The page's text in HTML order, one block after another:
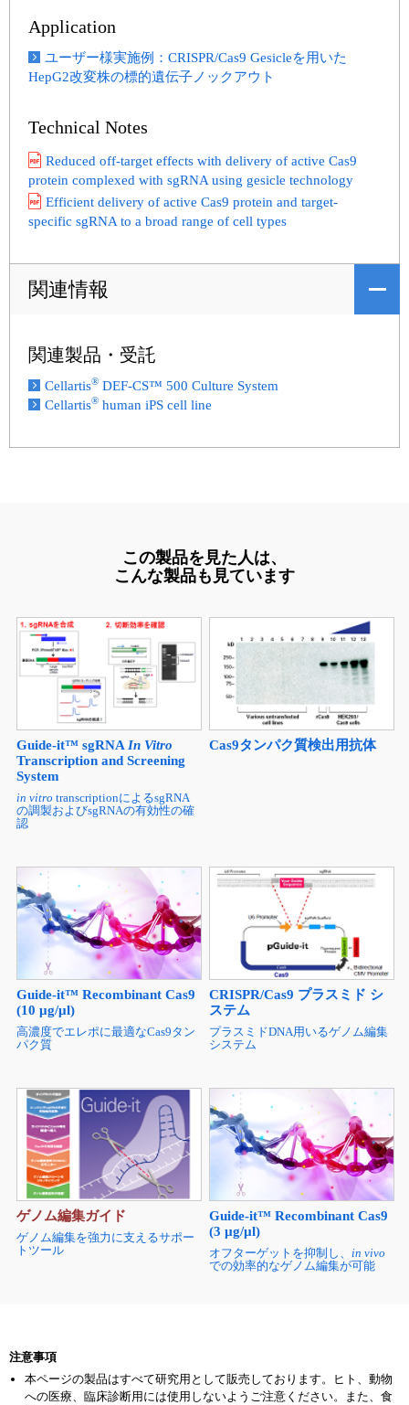
Application
ユーザー様実施例：CRISPR/Cas9 Gesicleを用いた
HepG2改変株の標的遺伝子ノックアウト
Technical Notes
Reduced off-target effects with delivery of active Cas9
protein complexed with sgRNA using gesicle technology
Efficient delivery of active Cas9 protein and target-
specific sgRNA to a broad range of cell types
関連情報
関連製品・受託
Cellartis® DEF-CS™ 500 Culture System
Cellartis® human iPS cell line
この製品を見た人は、
こんな製品も見ています
Guide-it™ sgRNA In Vitro
Transcription and Screening
System
in vitro transcriptionによるsgRNA
の調製およびsgRNAの有効性の確
認
Cas9タンパク質検出用抗体
Guide-it™ Recombinant Cas9
(10 μg/μl)
高濃度でエレポに最適なCas9タン
パク質
CRISPR/Cas9 プラスミド シ
ステム
プラスミドDNA用いるゲノム編集
システム
ゲノム編集ガイド
ゲノム編集を強力に支えるサポー
トツール
Guide-it™ Recombinant Cas9
(3 µg/µl)
オフターゲットを抑制し、 in vivo
での効率的なゲノム編集が可能
注意事項
本ページの製品はすべて研究用として販売しております。ヒト、動物
への医療、臨床診断用には使用しないようご注意ください。また、食